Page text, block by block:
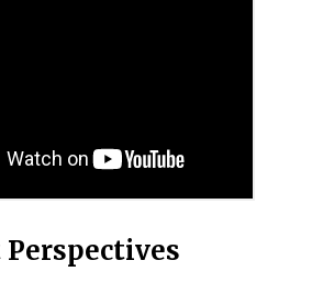
Perspectives